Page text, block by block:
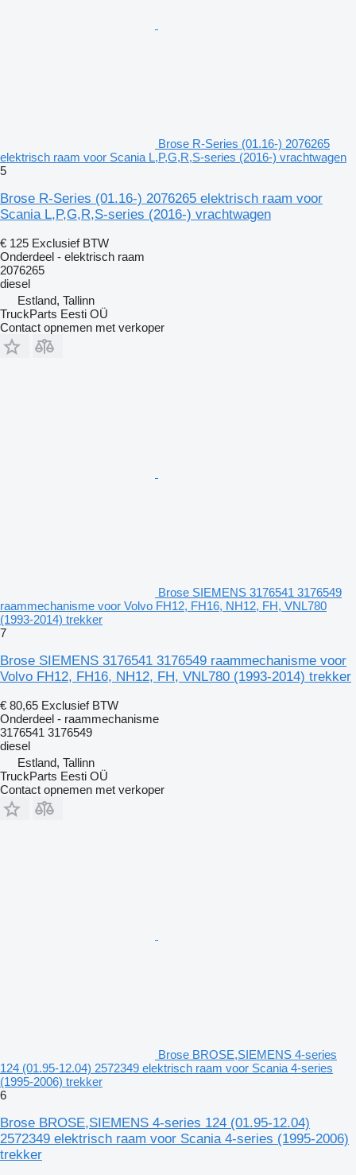
Brose R-Series (01.16-) 2076265
elektrisch raam voor Scania L,P,G,R,S-series (2016-) vrachtwagen
5
Brose R-Series (01.16-) 2076265 elektrisch raam voor
Scania L,P,G,R,S-series (2016-) vrachtwagen
€ 125 Exclusief BTW
Onderdeel - elektrisch raam
2076265
diesel
Estland, Tallinn
TruckParts Eesti OÜ
Contact opnemen met verkoper
Brose SIEMENS 3176541 3176549
raammechanisme voor Volvo FH12, FH16, NH12, FH, VNL780
(1993-2014) trekker
7
Brose SIEMENS 3176541 3176549 raammechanisme voor
Volvo FH12, FH16, NH12, FH, VNL780 (1993-2014) trekker
€ 80,65 Exclusief BTW
Onderdeel - raammechanisme
3176541 3176549
diesel
Estland, Tallinn
TruckParts Eesti OÜ
Contact opnemen met verkoper
Brose BROSE,SIEMENS 4-series
124 (01.95-12.04) 2572349 elektrisch raam voor Scania 4-series
(1995-2006) trekker
6
Brose BROSE,SIEMENS 4-series 124 (01.95-12.04)
2572349 elektrisch raam voor Scania 4-series (1995-2006)
trekker